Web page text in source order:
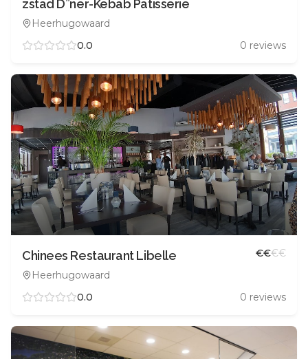
zstad D”ner-Kebab Patisserie
Heerhugowaard
0.0
0 reviews
Chinees Restaurant Libelle
Heerhugowaard
€€€€
0.0 0 reviews